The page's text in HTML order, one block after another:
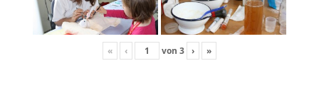
« ‹ von 3 › »